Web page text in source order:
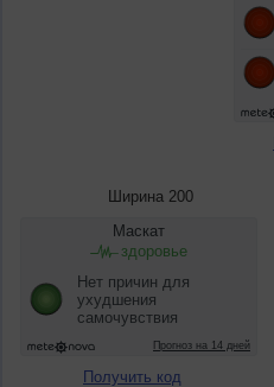
Ширина 200
Получить код